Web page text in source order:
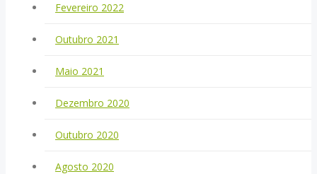
Fevereiro 2022
Outubro 2021
Maio 2021
Dezembro 2020
Outubro 2020
Agosto 2020